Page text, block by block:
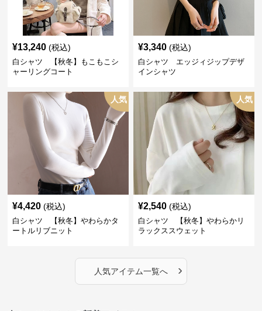
¥13,240 (税込)
白シャツ 【秋冬】もこもこシ
ャーリングコート
¥3,340 (税込)
白シャツ エッジィジップデザ
インシャツ
人気
¥4,420 (税込)
白シャツ 【秋冬】やわらかタ
ートルリブニット
人気
¥2,540 (税込)
白シャツ 【秋冬】やわらかリ
ラックススウェット
人気アイテム一覧へ ›